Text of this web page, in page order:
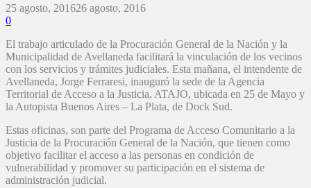
25 agosto, 201626 agosto, 2016
0
El trabajo articulado de la Procuración General de la Nación y la
Municipalidad de Avellaneda facilitará la vinculación de los vecinos
con los servicios y trámites judiciales. Esta mañana, el intendente de
Avellaneda, Jorge Ferraresi, inauguró la sede de la Agencia
Territorial de Acceso a la Justicia, ATAJO, ubicada en 25 de Mayo y
la Autopista Buenos Aires – La Plata, de Dock Sud.
Estas oficinas, son parte del Programa de Acceso Comunitario a la
Justicia de la Procuración General de la Nación, que tienen como
objetivo facilitar el acceso a las personas en condición de
vulnerabilidad y promover su participación en el sistema de
administración judicial.